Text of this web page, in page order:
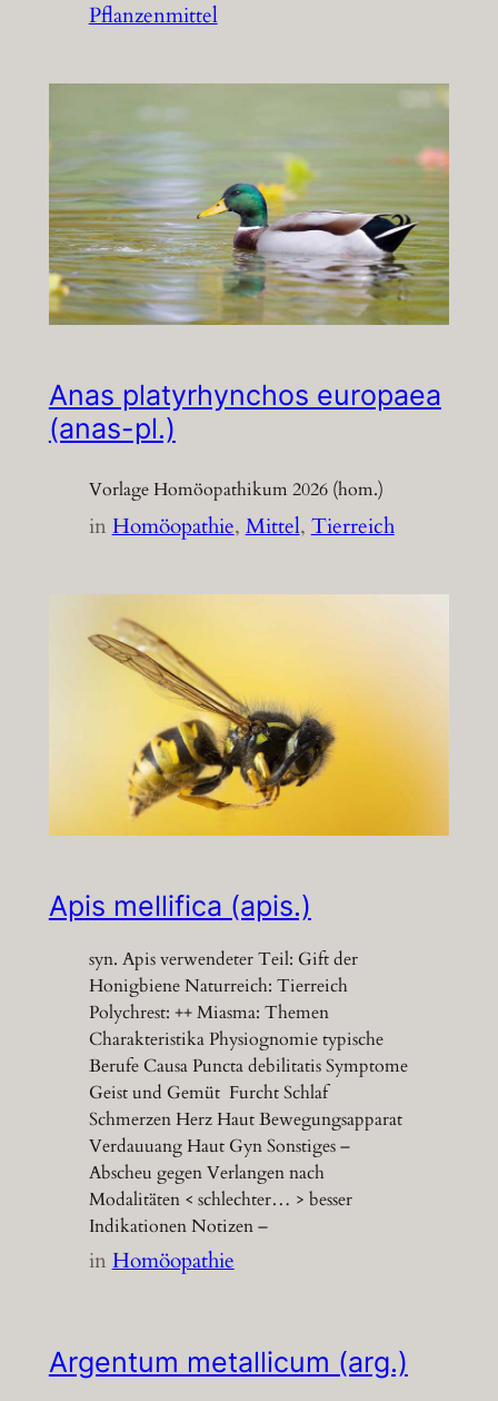
Pflanzenmittel
Anas platyrhynchos europaea
(anas-pl.)
Vorlage Homöopathikum 2026 (hom.)
inHomöopathie, Mittel, Tierreich
Apis mellifica (apis.)
syn. Apis verwendeter Teil: Gift der
Honigbiene Naturreich: Tierreich
Polychrest: ++ Miasma: Themen
Charakteristika Physiognomie typische
Berufe Causa Puncta debilitatis Symptome
Geist und Gemüt Furcht Schlaf
Schmerzen Herz Haut Bewegungsapparat
Verdauuang Haut Gyn Sonstiges –
Abscheu gegen Verlangen nach
Modalitäten < schlechter… > besser
Indikationen Notizen –
inHomöopathie
Argentum metallicum (arg.)